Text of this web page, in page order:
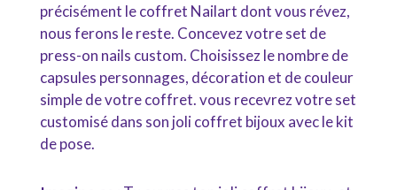
précisément le coffret Nailart dont vous révez,
nous ferons le reste. Concevez votre set de
press-on nails custom. Choisissez le nombre de
capsules personnages, décoration et de couleur
simple de votre coffret. vous recevrez votre set
customisé dans son joli coffret bijoux avec le kit
de pose.